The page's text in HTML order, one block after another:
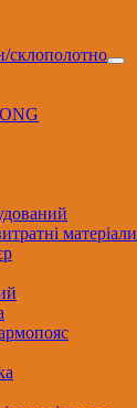
склополотно
матеріали